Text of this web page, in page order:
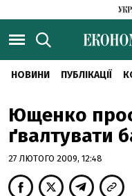
НОВИНИ ПУБЛІКАЦІЇ
Ющенко
ґвалтувати
27 ЛЮТОГО 2009, 12:48